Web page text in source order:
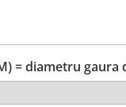
= diametru